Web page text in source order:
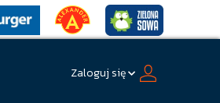
Zaloguj się